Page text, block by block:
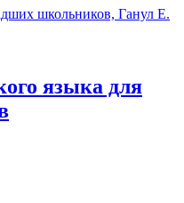
языка для